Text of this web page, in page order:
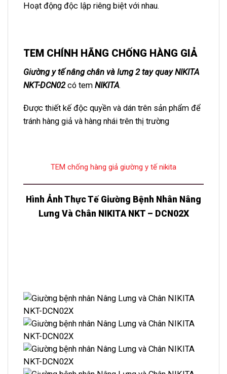
Hoạt động độc lập riêng biệt với nhau.
TEM CHÍNH HÃNG CHỐNG HÀNG GIẢ
Giường y tế nâng chân và lưng 2 tay quay NIKITA
NKT-DCN02có tem NIKITA.
Được thiết kế độc quyền và dán trên sản phẩm để
tránh hàng giả và hàng nhái trên thị trường
TEM chống hàng giả giường y tế nikita
Hình Ảnh Thực Tế Giường Bệnh Nhân Nâng
Lưng Và Chân NIKITA NKT – DCN02X